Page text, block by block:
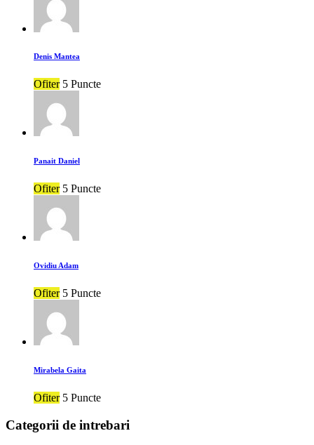
Denis Mantea
Ofiter 5 Puncte
Panait Daniel
Ofiter 5 Puncte
Ovidiu Adam
Ofiter 5 Puncte
Mirabela Gaita
Ofiter 5 Puncte
Categorii de intrebari